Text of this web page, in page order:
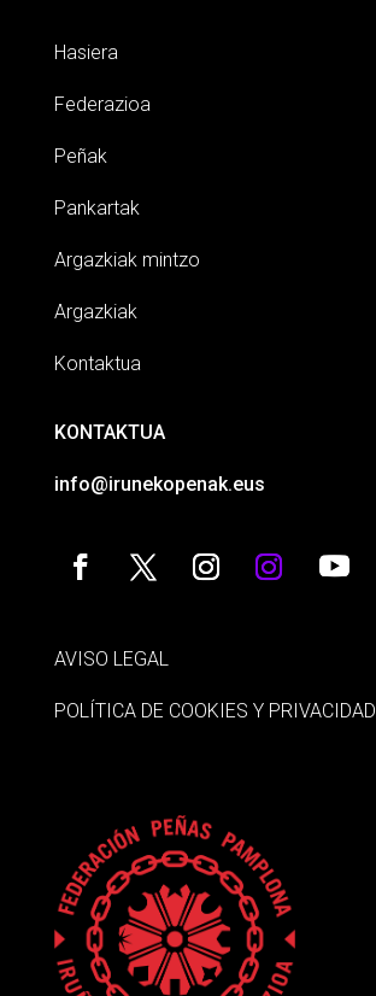
Hasiera
Federazioa
Peñak
Pankartak
Argazkiak mintzo
Argazkiak
Kontaktua
KONTAKTUA
info@irunekopenak.eus
AVISO LEGAL
POLÍTICA DE COOKIES Y PRIVACIDAD